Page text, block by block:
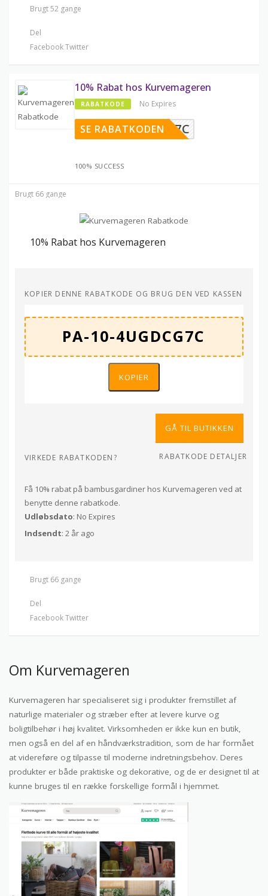
Brugt 52 gange
Del
FacebookTwitter
10% Rabat hos Kurvemageren
RABATKODE No Expires
4UGDCG7C
SE RABATKODEN
100% SUCCESS
Brugt 66 gange
10% Rabat hos Kurvemageren
KOPIER DENNE RABATKODE OG BRUG DEN VED KASSEN
KOPIER
GÅ TIL BUTIKKEN
VIRKEDE RABATKODEN? RABATKODE DETALJER
Få 10% rabat på bambusgardiner hos Kurvemageren ved at
benytte denne rabatkode.
Udløbsdato: No Expires
Indsendt: 2 år ago
Brugt 66 gange
Del
FacebookTwitter
Om Kurvemageren
Kurvemageren har specialiseret sig i produkter fremstillet af
naturlige materialer og stræber efter at levere kurve og
boligtilbehør i høj kvalitet. Virksomheden er ikke kun en butik,
men også en del af en håndværkstradition, som de har formået
at videreføre og tilpasse til moderne indretningsbehov. Deres
produkter er både praktiske og dekorative, og de er designet til at
kunne bruges til en række forskellige formål i hjemmet.